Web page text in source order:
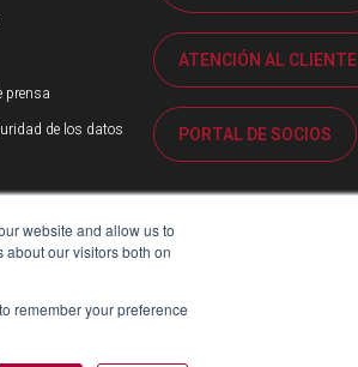
website and allow us to
our visitors both on
remember your preference
prensa
de los datos
ATENCIÓN AL CLIENTE
PORTAL DE SOCIOS